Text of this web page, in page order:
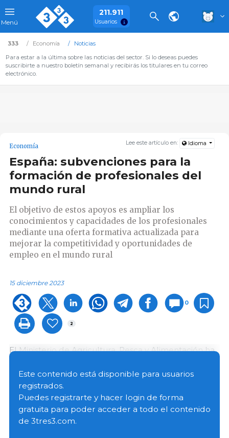
Menú
211.911
Usuarios
333 Economía
Noticias
Para estar a la última sobre las noticias del sector. Si lo deseas puedes
suscribirte a nuestro boletín semanal y recibirás los titulares en tu correo
electrónico.
Lee este artículo en: Idioma
Economía
España: subvenciones para la
formación de profesionales del
mundo rural
El objetivo de estos apoyos es ampliar los
conocimientos y capacidades de los profesionales
mediante una oferta formativa actualizada para
mejorar la competitividad y oportunidades de
empleo en el mundo rural
15 diciembre 2023
0
2
El Ministerio de Agricultura, Pesca y Alimentación ha
convocatoria de las ayudas para programas
plurirregiones de formación dirigidos a la formación
de profesionales del mundo rural. Esta convocatoria
cuenta con un presupuesto inicial de EUR 1 385 860,
con un incremento adicional previsto de EUR 593
Este contenido está disponible para usuarios
registrados.
Puedes registrarte y hacer login de forma
gratuita para poder acceder a todo el contenido
de 3tres3.com.